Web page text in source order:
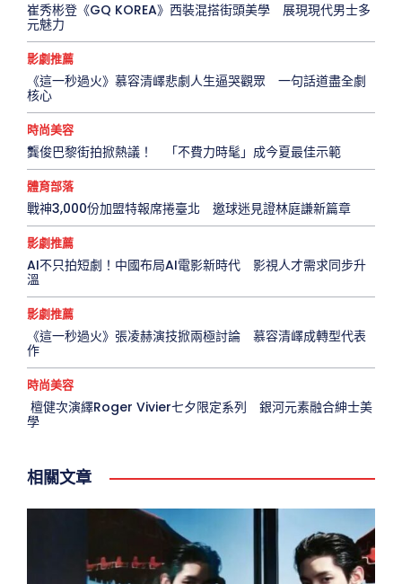
崔秀彬登《GQ KOREA》西裝混搭街頭美學 展現現代男士多
元魅力
影劇推薦
《這一秒過火》慕容清嶧悲劇人生逼哭觀眾 一句話道盡全劇
核心
時尚美容
龔俊巴黎街拍掀熱議！ 「不費力時髦」成今夏最佳示範
體育部落
戰神3,000份加盟特報席捲臺北 邀球迷見證林庭謙新篇章
影劇推薦
AI不只拍短劇！中國布局AI電影新時代 影視人才需求同步升
溫
影劇推薦
《這一秒過火》張凌赫演技掀兩極討論 慕容清嶧成轉型代表
作
時尚美容
檀健次演繹Roger Vivier七夕限定系列 銀河元素融合紳士美
學
相關文章